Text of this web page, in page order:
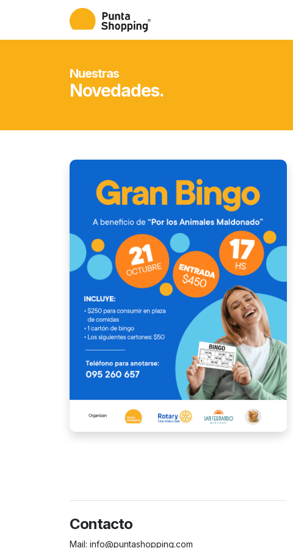
Nuestras
Novedades.
Contacto
Mail: info@puntashopping.com